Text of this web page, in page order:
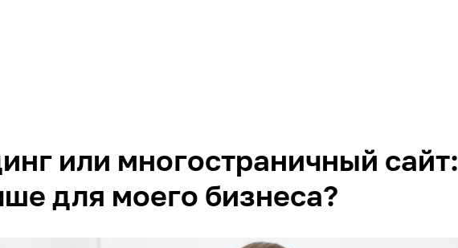
или многостраничный сайт:
для моего бизнеса?